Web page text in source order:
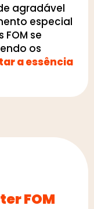
agradável
especial
se
os
a essência
FOM